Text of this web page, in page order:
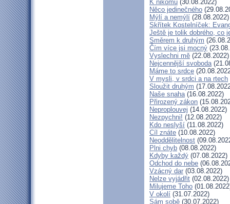
K nikomu (30.08.2022)
Něco jedinečného
Mýlí a nemýlí (28.08.2022)
Skřítek Kostelníček:
Ještě je tolik dobrého, co
Směrem k druhým
Čím více jsi mocný
Vyslechni mě (22.08.2022)
Nejcennější svoboda
Máme to srdce
V mysli, v srdci a na rtech
Sloužit druhým
Naše snaha(16.08.2022)
Přirozený zákon
Neproplouvej (14.08.2022)
Nezpychni! (12.08.2022)
Kdo neslyší (11.08.2022)
Cíl znáte (10.08.2022)
Neoddělitelnost
Plni chyb (08.08.2022)
Kdyby každý (07.08.2022)
Odchod do nebe
Vzácný dar (03.08.2022)
Nelze vyjádřit (02.08.2022)
Milujeme Toho
V okolí (31.07.2022)
Sám sobě (30.07.2022)